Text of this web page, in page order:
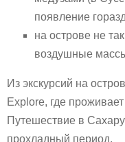
появление
на острове не
воздушные
Из экскурсий на
Explore, где
Путешествие в
прохладный период.